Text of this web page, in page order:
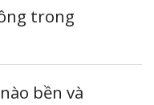
trong
bền và